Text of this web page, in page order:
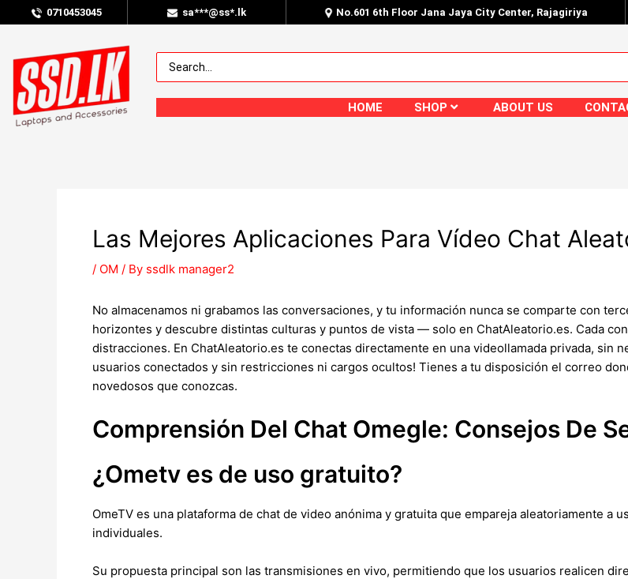
0710453045 sa***@ss*.lk No.601 6th Floor Jana Jaya City Center, Rajagiriya
HOME SHOP ABOUT US
Las Mejores Aplicaciones Para Vídeo Chat
/ OM / By ssdlk manager2
No almacenamos ni grabamos las conversaciones, y tu información nunca se comparte con
horizontes y descubre distintas culturas y puntos de vista — solo en ChatAleatorio.es. Cada
distracciones. En ChatAleatorio.es te conectas directamente en una videollamada privada, sin
usuarios conectados y sin restricciones ni cargos ocultos! Tienes a tu disposición el correo
novedosos que conozcas.
Comprensión Del Chat Omegle: Consejos De
¿Ometv es de uso gratuito?
OmeTV es una plataforma de chat de video anónima y gratuita que empareja aleatoriamente a
individuales.
Su propuesta principal son las transmisiones en vivo, permitiendo que los usuarios realicen